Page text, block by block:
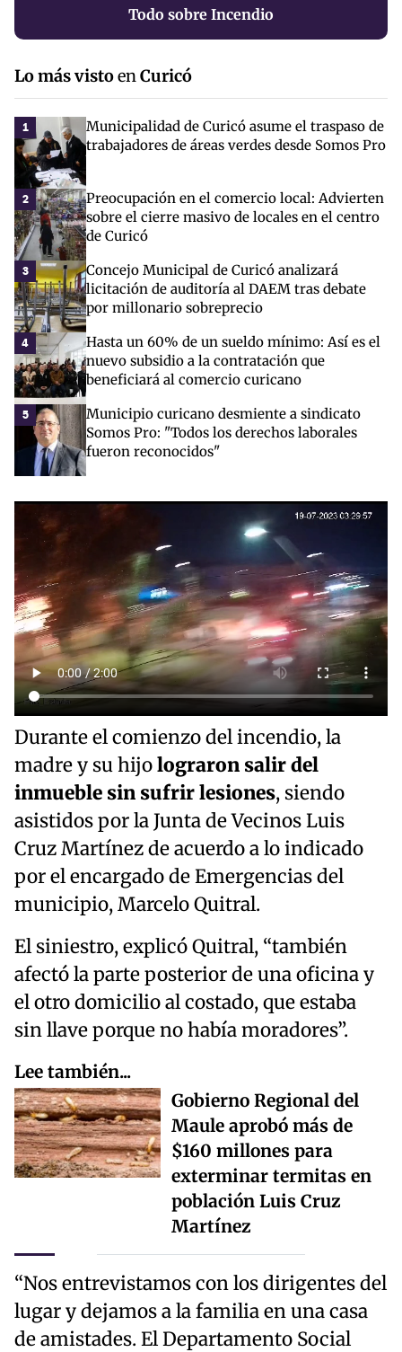
Todo sobre Incendio
Lo más vistoenCuricó
1
Municipalidad de Curicó asume el traspaso de
trabajadores de áreas verdes desde Somos Pro
2
Preocupación en el comercio local: Advierten
sobre el cierre masivo de locales en el centro
de Curicó
3
Concejo Municipal de Curicó analizará
licitación de auditoría al DAEM tras debate
por millonario sobreprecio
4
Hasta un 60% de un sueldo mínimo: Así es el
nuevo subsidio a la contratación que
beneficiará al comercio curicano
5
Municipio curicano desmiente a sindicato
Somos Pro: "Todos los derechos laborales
fueron reconocidos"
Durante el comienzo del incendio, la
madre y su hijolograron salir del
inmueble sin sufrir lesiones, siendo
asistidos por la Junta de Vecinos Luis
Cruz Martínez de acuerdo a lo indicado
por el encargado de Emergencias del
municipio, Marcelo Quitral.
El siniestro, explicó Quitral, “también
afectó la parte posterior de una oficina y
el otro domicilio al costado, que estaba
sin llave porque no había moradores”.
Lee también...
Gobierno Regional del
Maule aprobó más de
$160 millones para
exterminar termitas en
población Luis Cruz
Martínez
“Nos entrevistamos con los dirigentes del
lugar y dejamos a la familia en una casa
de amistades. El Departamento Social